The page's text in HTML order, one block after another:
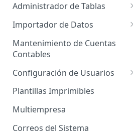
Administrador de Tablas
Administrador de Tablas de
Clientes
Administrador de Tablas para
Administrador de Tablas para
CRM
Administrador de Tablas para
Importador de Datos
Importador de Cuentas
Contables
Importador de Clientes
Importador de Proveedores
Importador de Productos
Importador de Activos Fijos
Mantenimiento de Cuentas
Contables
Configuración de Usuarios
Permisos de Usuarios
Usuarios Invitados
Perfil de Usuario
Plantillas Imprimibles
Multiempresa
Correos del Sistema